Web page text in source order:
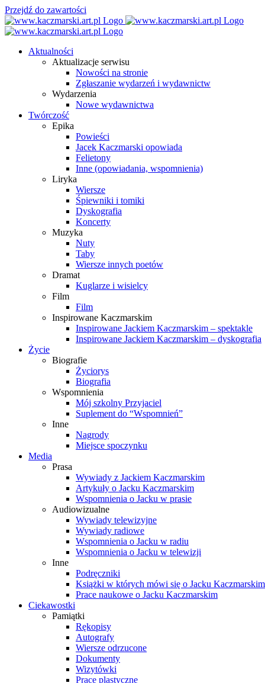
Przejdź do zawartości
Aktualności
Aktualizacje serwisu
Nowości na stronie
Zgłaszanie wydarzeń i wydawnictw
Wydarzenia
Nowe wydawnictwa
Twórczość
Epika
Powieści
Jacek Kaczmarski opowiada
Felietony
Inne (opowiadania, wspomnienia)
Liryka
Wiersze
Śpiewniki i tomiki
Dyskografia
Koncerty
Muzyka
Nuty
Taby
Wiersze innych poetów
Dramat
Kuglarze i wisielcy
Film
Film
Inspirowane Kaczmarskim
Inspirowane Jackiem Kaczmarskim – spektakle
Inspirowane Jackiem Kaczmarskim – dyskografia
Życie
Biografie
Życiorys
Biografia
Wspomnienia
Mój szkolny Przyjaciel
Suplement do “Wspomnień”
Inne
Nagrody
Miejsce spoczynku
Media
Prasa
Wywiady z Jackiem Kaczmarskim
Artykuły o Jacku Kaczmarskim
Wspomnienia o Jacku w prasie
Audiowizualne
Wywiady telewizyjne
Wywiady radiowe
Wspomnienia o Jacku w radiu
Wspomnienia o Jacku w telewizji
Inne
Podręczniki
Książki w których mówi się o Jacku Kaczmarskim
Prace naukowe o Jacku Kaczmarskim
Ciekawostki
Pamiątki
Rękopisy
Autografy
Wiersze odrzucone
Dokumenty
Wizytówki
Prace plastyczne